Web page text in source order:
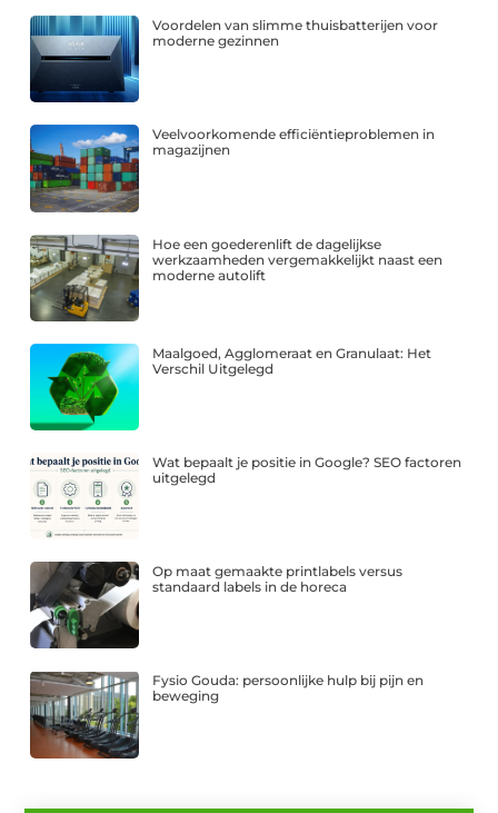
Voordelen van slimme thuisbatterijen voor
moderne gezinnen
Veelvoorkomende efficiëntieproblemen in
magazijnen
Hoe een goederenlift de dagelijkse
werkzaamheden vergemakkelijkt naast een
moderne autolift
Maalgoed, Agglomeraat en Granulaat: Het
Verschil Uitgelegd
Wat bepaalt je positie in Google? SEO factoren
uitgelegd
Op maat gemaakte printlabels versus
standaard labels in de horeca
Fysio Gouda: persoonlijke hulp bij pijn en
beweging